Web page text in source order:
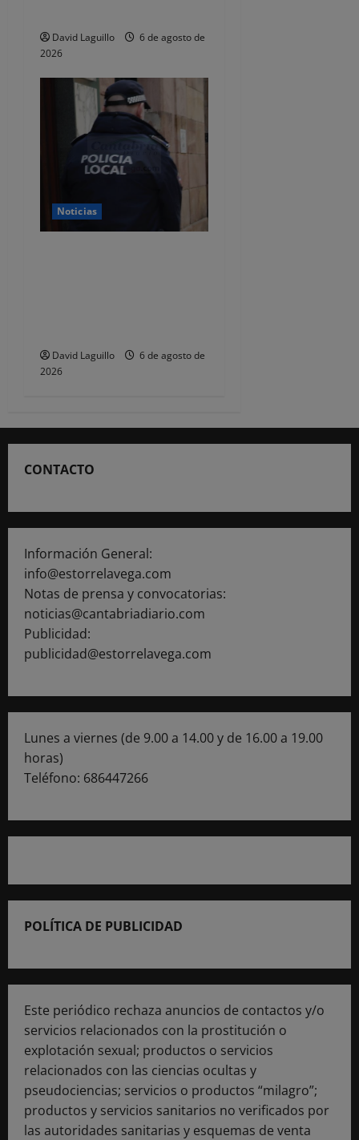
David Laguillo
6 de agosto de
2026
Noticias
David Laguillo
6 de agosto de
2026
CONTACTO
Información General:
info@estorrelavega.com
Notas de prensa y convocatorias:
noticias@cantabriadiario.com
Publicidad:
publicidad@estorrelavega.com
Lunes a viernes (de 9.00 a 14.00 y de 16.00 a 19.00
horas)
Teléfono: 686447266
POLÍTICA DE PUBLICIDAD
Este periódico rechaza anuncios de contactos y/o
servicios relacionados con la prostitución o
explotación sexual; productos o servicios
relacionados con las ciencias ocultas y
pseudociencias; servicios o productos “milagro”;
productos y servicios sanitarios no verificados por
las autoridades sanitarias y esquemas de venta